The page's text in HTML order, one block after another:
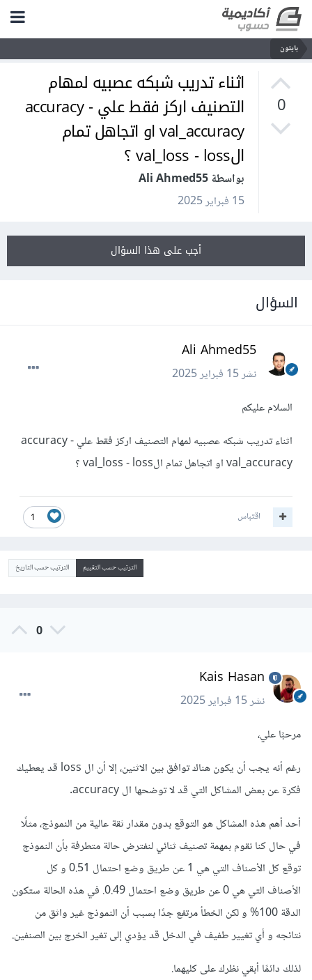
بايثون
0
اثناء تدريب شبكه عصبيه لمهام
التصنيف اركز فقط علي accuracy -
val_accuracy او اتجاهل تمام
الval_loss - loss ؟
بواسطة Ali Ahmed55
15 فبراير 2025
أجب على هذا السؤال
السؤال
Ali Ahmed55
نشر15 فبراير 2025
السلام عليكم
اثناء تدريب شبكه عصبيه لمهام التصنيف اركز فقط علي accuracy -
val_accuracy او اتجاهل تمام الval_loss - loss ؟
1 اقتباس
الترتيب حسب التقييم الترتيب حسب التاريخ
0
Kais Hasan
نشر15 فبراير 2025
مرحبًا علي،
رغم أنه يجب أن يكون هناك توافق بين الاثنين، إلا أن ال loss قد يعطيك
فكرة عن بعض المشاكل التي قد لا توضحها ال accuracy.
أحد أهم هذه المشاكل هو التوقع بدون مقدار ثقة عالية من النموذج، مثلًا
في حال كنا نقوم بمهمة تصنيف ثنائي لنفترض حالة متطرفة بأن النموذج
توقع كل الأصناف التي هي 1 عن طريق وضع احتمال 0.51 و كل
الأصناف التي هي 0 عن طريق وضع احتمال 0.49. في هذه الحالة ستكون
الدقة 100% و لكن الخطأ مرتفع جدًا بسبب أن النموذج غير واثق من
نتائجه و أي تغيير طفيف في الدخل قد يؤدي إلى تغير الخرج بين الصنفين.
لذلك دائمًا أبقي نظرك على كليهما.